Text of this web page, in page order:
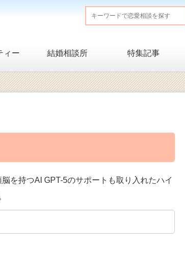
ィー 結婚相談所 特集記事
を持つAI GPT-5のサポートも取り入れたハイ